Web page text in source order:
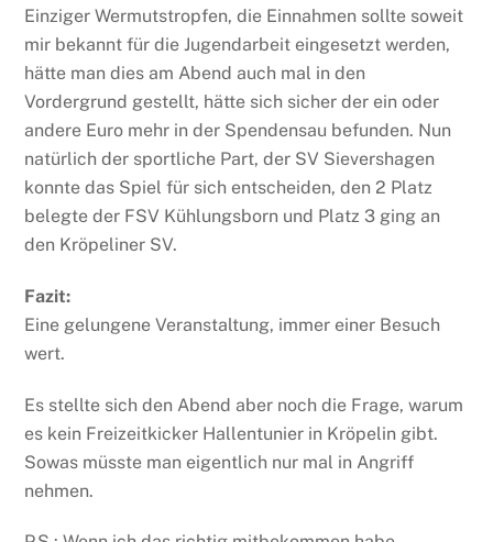
Einziger Wermutstropfen, die Einnahmen sollte soweit
mir bekannt für die Jugendarbeit eingesetzt werden,
hätte man dies am Abend auch mal in den
Vordergrund gestellt, hätte sich sicher der ein oder
andere Euro mehr in der Spendensau befunden. Nun
natürlich der sportliche Part, der SV Sievershagen
konnte das Spiel für sich entscheiden, den 2 Platz
belegte der FSV Kühlungsborn und Platz 3 ging an
den Kröpeliner SV.
Fazit:
Eine gelungene Veranstaltung, immer einer Besuch
wert.
Es stellte sich den Abend aber noch die Frage, warum
es kein Freizeitkicker Hallentunier in Kröpelin gibt.
Sowas müsste man eigentlich nur mal in Angriff
nehmen.